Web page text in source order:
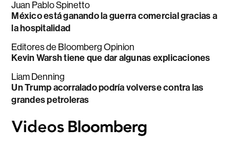
Juan Pablo Spinetto
México está ganando la guerra comercial gracias a
la hospitalidad
Editores de Bloomberg Opinion
Kevin Warsh tiene que dar algunas explicaciones
Liam Denning
Un Trump acorralado podría volverse contra las
grandes petroleras